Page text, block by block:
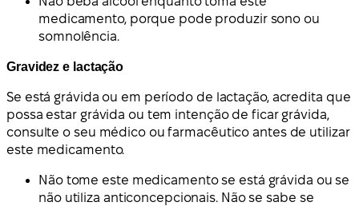
medicamento, porque pode produzir sono ou
somnolência.
Gravidez e lactação
Se está grávida ou em período de lactação, acredita que
possa estar grávida ou tem intenção de ficar grávida,
consulte o seu médico ou farmacêutico antes de utilizar
este medicamento.
Não tome este medicamento se está grávida ou se
não utiliza anticoncepcionais. Não se sabe se